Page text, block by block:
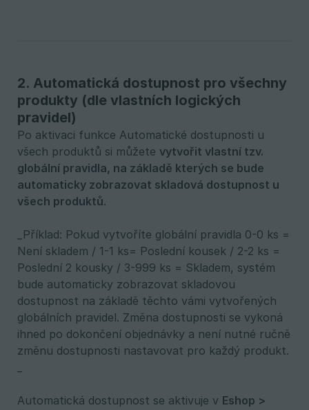
2. Automatická dostupnost pro všechny
produkty (dle vlastních logických
pravidel)
Po aktivaci funkce Automatické dostupnosti u
všech produktů si můžete vytvořit vlastní tzv.
globální pravidla, na základě kterých se bude
automaticky zobrazovat skladová dostupnost u
všech produktů.
_Příklad: Pokud vytvoříte globální pravidla 0-0 ks =
Není skladem / 1-1 ks= Poslední kousek / 2-2 ks =
Poslední 2 kousky / 3-999 ks = Skladem, systém
bude automaticky zobrazovat skladovou
dostupnost na základě těchto vámi vytvořených
globálních pravidel. Změna dostupnosti se vykoná
ihned po dokončení objednávky a není nutné ručně
změnu dostupnosti nastavovat pro každý produkt.
Automatická dostupnost se aktivuje v Eshop >